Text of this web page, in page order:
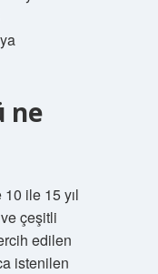
ne
ile 15 yıl
çeşitli
edilen
istenilen